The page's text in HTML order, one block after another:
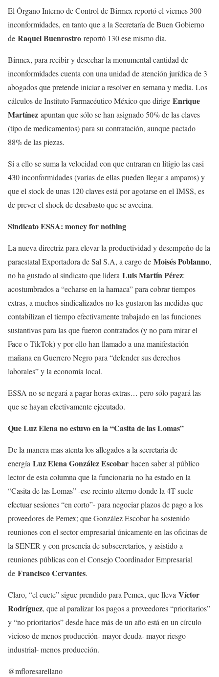
El Órgano Interno de Control de Birmex reportó el viernes 300
inconformidades, en tanto que a la Secretaría de Buen Gobierno
de Raquel Buenrostro reportó 130 ese mismo día.
Birmex, para recibir y desechar la monumental cantidad de
inconformidades cuenta con una unidad de atención jurídica de 3
abogados que pretende iniciar a resolver en semana y media. Los
cálculos de Instituto Farmacéutico México que dirige Enrique
Martínez apuntan que sólo se han asignado 50% de las claves
(tipo de medicamentos) para su contratación, aunque pactado
88% de las piezas.
Si a ello se suma la velocidad con que entraran en litigio las casi
430 inconformidades (varias de ellas pueden llegar a amparos) y
que el stock de unas 120 claves está por agotarse en el IMSS, es
de prever el shock de desabasto que se avecina.
Sindicato ESSA: money for nothing
La nueva directriz para elevar la productividad y desempeño de la
paraestatal Exportadora de Sal S.A, a cargo de Moisés Poblanno,
no ha gustado al sindicato que lidera Luis Martín Pérez:
acostumbrados a “echarse en la hamaca” para cobrar tiempos
extras, a muchos sindicalizados no les gustaron las medidas que
contabilizan el tiempo efectivamente trabajado en las funciones
sustantivas para las que fueron contratados (y no para mirar el
Face o TikTok) y por ello han llamado a una manifestación
mañana en Guerrero Negro para “defender sus derechos
laborales” y la economía local.
ESSA no se negará a pagar horas extras… pero sólo pagará las
que se hayan efectivamente ejecutado.
Que Luz Elena no estuvo en la “Casita de las Lomas”
De la manera mas atenta los allegados a la secretaria de
energía Luz Elena González Escobar hacen saber al público
lector de esta columna que la funcionaria no ha estado en la
“Casita de las Lomas” -ese recinto alterno donde la 4T suele
efectuar sesiones “en corto”- para negociar plazos de pago a los
proveedores de Pemex; que González Escobar ha sostenido
reuniones con el sector empresarial únicamente en las oficinas de
la SENER y con presencia de subsecretarios, y asistido a
reuniones públicas con el Consejo Coordinador Empresarial
de Francisco Cervantes.
Claro, “el cuete” sigue prendido para Pemex, que lleva Víctor
Rodríguez, que al paralizar los pagos a proveedores “prioritarios”
y “no prioritarios” desde hace más de un año está en un círculo
vicioso de menos producción- mayor deuda- mayor riesgo
industrial- menos producción.
@mfloresarellano